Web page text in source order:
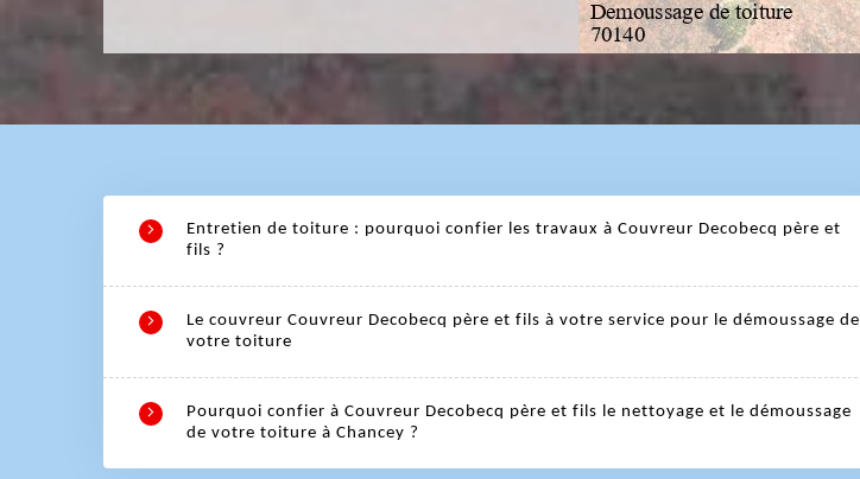
Entretien de toiture : pourquoi confier les travaux à Couvreur Decobecq père et
fils ?
Le couvreur Couvreur Decobecq père et fils à votre service pour le démoussage de
votre toiture
Pourquoi confier à Couvreur Decobecq père et fils le nettoyage et le démoussage
de votre toiture à Chancey ?